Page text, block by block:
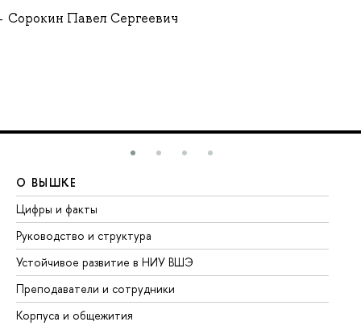
Сорокин Павел Сергеевич
О ВЫШКЕ
Цифры и факты
Руководство и структура
Устойчивое развитие в НИУ ВШЭ
Преподаватели и сотрудники
Корпуса и общежития